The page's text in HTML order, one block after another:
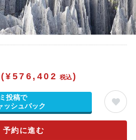
(¥576,402 税込)
投稿で
ッシュバック
予約に進む